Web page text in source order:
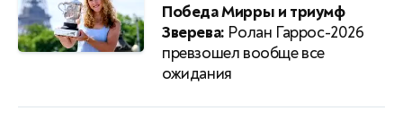
Победа Мирры и триумф
Зверева: Ролан Гаррос-2026
превзошел вообще все
ожидания